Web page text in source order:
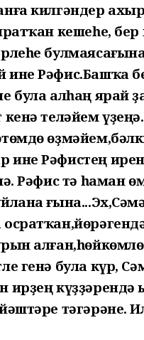
килгәндер
кешеһе,
Рәфис.Башҡа
була алһаң ярай
теләйем
ине Рәфистең
Рәфис тә һаман
генә була күр,
ирҙең
тәгәрәне.